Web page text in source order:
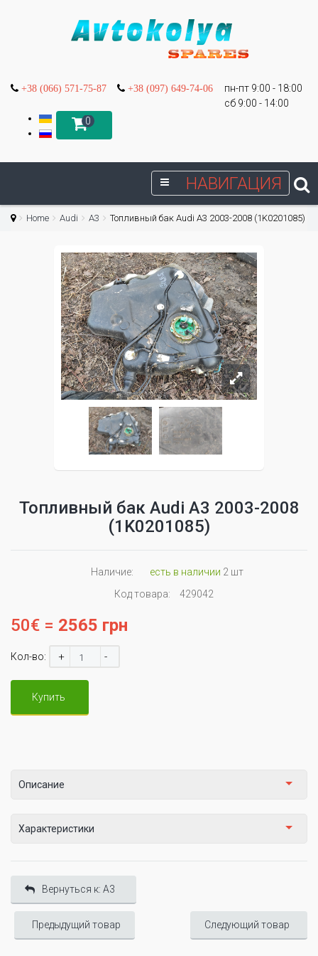
+38 (066) 571-75-87 +38 (097) 649-74-06
пн-пт 9:00 - 18:00
сб 9:00 - 14:00
0
НАВИГАЦИЯ
Home Audi A3 Топливный бак Audi A3 2003-2008 (1K0201085)
Топливный бак Audi A3 2003-2008
(1K0201085)
Наличие: есть в наличии 2 шт
Код товара:
429042
50€ = 2565 грн
Кол-во: + -
Купить
Описание
Характеристики
Вернуться к: A3
Предыдущий товар Следующий товар